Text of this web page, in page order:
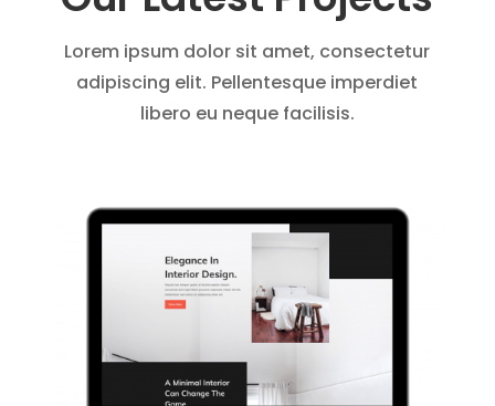
Lorem ipsum dolor sit amet, consectetur
adipiscing elit. Pellentesque imperdiet
libero eu neque facilisis.